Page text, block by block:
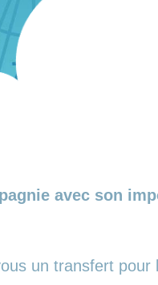
avec son
un transfert pour